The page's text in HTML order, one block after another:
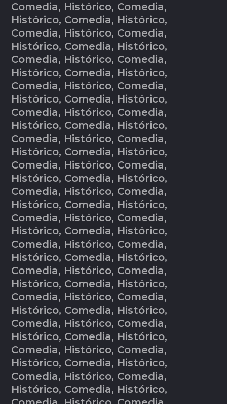
Comedia, Histórico, Comedia,
Histórico, Comedia, Histórico,
Comedia, Histórico, Comedia,
Histórico, Comedia, Histórico,
Comedia, Histórico, Comedia,
Histórico, Comedia, Histórico,
Comedia, Histórico, Comedia,
Histórico, Comedia, Histórico,
Comedia, Histórico, Comedia,
Histórico, Comedia, Histórico,
Comedia, Histórico, Comedia,
Histórico, Comedia, Histórico,
Comedia, Histórico, Comedia,
Histórico, Comedia, Histórico,
Comedia, Histórico, Comedia,
Histórico, Comedia, Histórico,
Comedia, Histórico, Comedia,
Histórico, Comedia, Histórico,
Comedia, Histórico, Comedia,
Histórico, Comedia, Histórico,
Comedia, Histórico, Comedia,
Histórico, Comedia, Histórico,
Comedia, Histórico, Comedia,
Histórico, Comedia, Histórico,
Comedia, Histórico, Comedia,
Histórico, Comedia, Histórico,
Comedia, Histórico, Comedia,
Histórico, Comedia, Histórico,
Comedia, Histórico, Comedia,
Histórico, Comedia, Histórico,